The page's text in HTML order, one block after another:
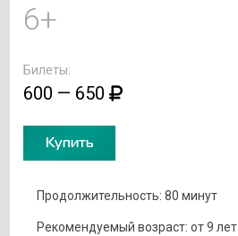
6+
Билеты:
600 — 650
Купить
Продолжительность: 80 минут
Рекомендуемый возраст: от 9 лет.